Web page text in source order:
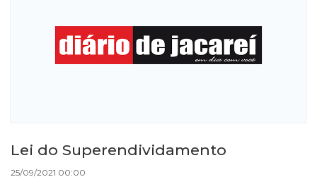
Lei do Superendividamento
25/09/2021 00:00